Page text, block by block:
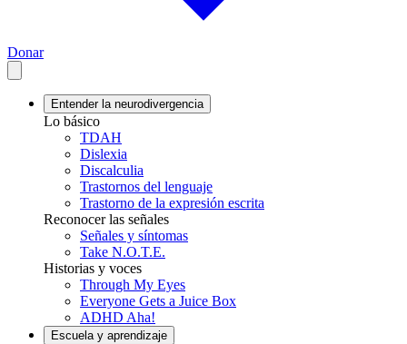
Donar
Entender la neurodivergencia
Lo básico
TDAH
Dislexia
Discalculia
Trastornos del lenguaje
Trastorno de la expresión escrita
Reconocer las señales
Señales y síntomas
Take N.O.T.E.
Historias y voces
Through My Eyes
Everyone Gets a Juice Box
ADHD Aha!
Escuela y aprendizaje